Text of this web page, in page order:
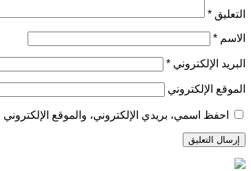
التعليق *
الاسم *
البريد الإلكتروني *
الموقع الإلكتروني
احفظ اسمي، بريدي الإلكتروني، والموقع